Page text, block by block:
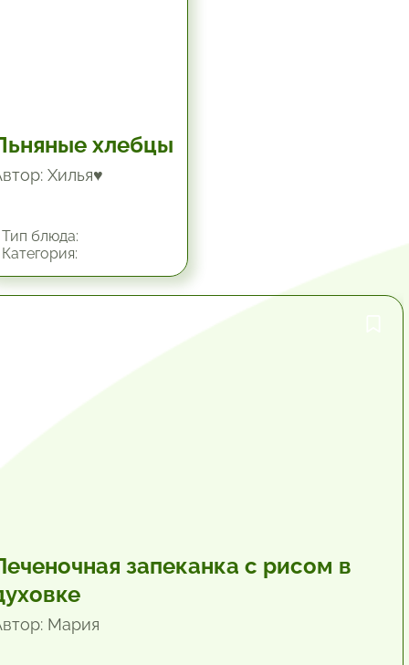
хлебцы
Хилья♥
блюда:
запеканка с рисом в
Мария